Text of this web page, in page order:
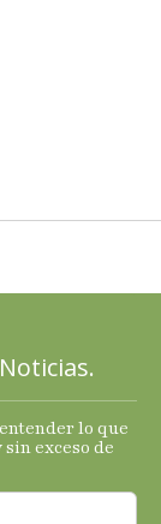
lo que
exceso de